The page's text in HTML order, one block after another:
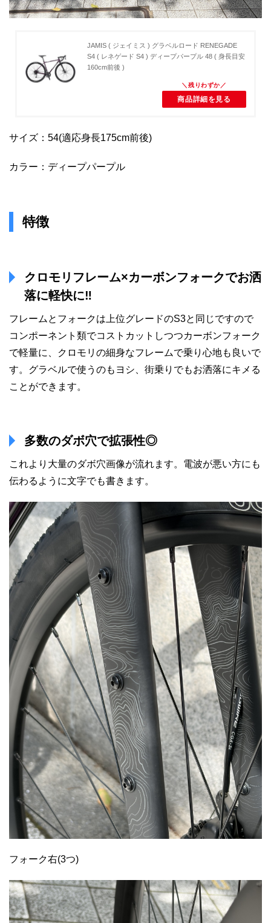
JAMIS ( ジェイミス ) グラベルロード RENEGADE
S4 ( レネゲード S4 ) ディープパープル 48 ( 身長目安
160cm前後 )
商品詳細を見る
サイズ：54(適応身長175cm前後)
カラー：ディープパープル
特徴
クロモリフレーム×カーボンフォークでお洒
落に軽快に‼
フレームとフォークは上位グレードのS3と同じですので
コンポーネント類でコストカットしつつカーボンフォーク
で軽量に、クロモリの細身なフレームで乗り心地も良いで
す。グラベルで使うのもヨシ、街乗りでもお洒落にキメる
ことができます。
多数のダボ穴で拡張性◎
これより大量のダボ穴画像が流れます。電波が悪い方にも
伝わるように文字でも書きます。
フォーク右(3つ)